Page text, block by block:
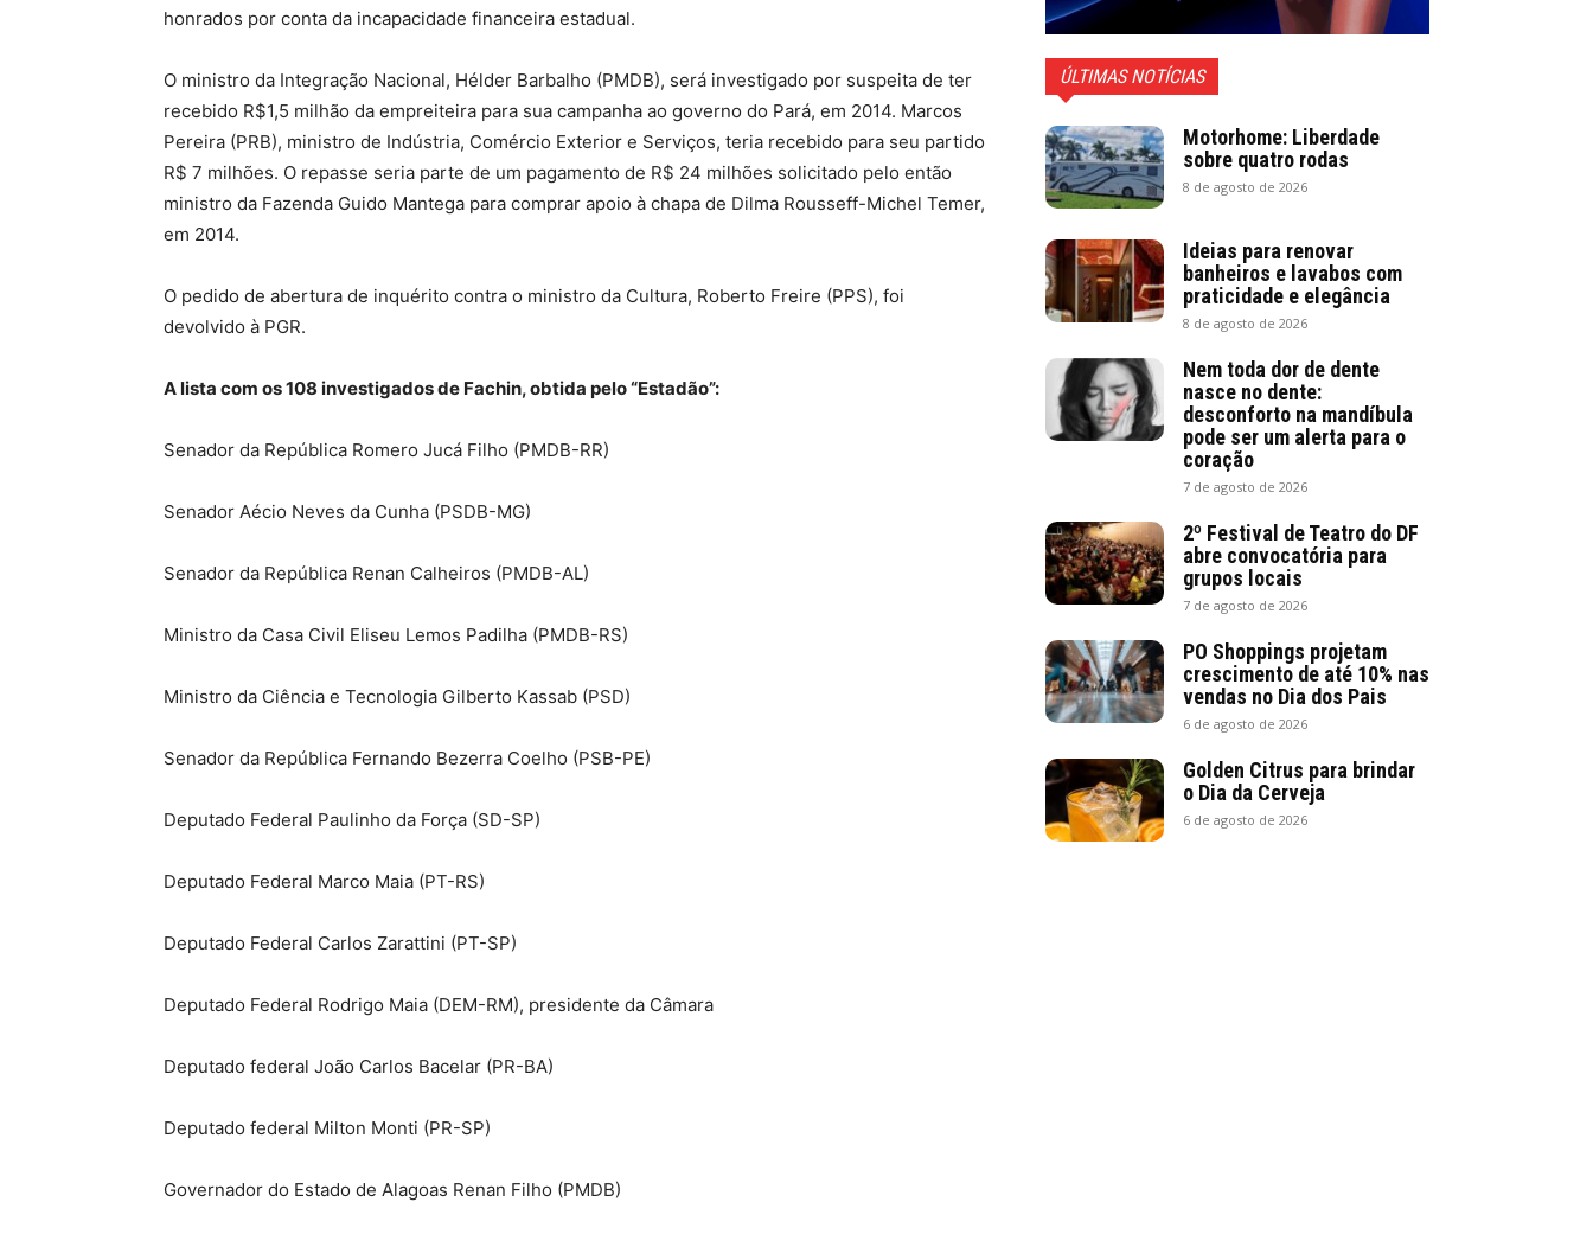
honrados por conta da incapacidade financeira estadual.
O ministro da Integração Nacional, Hélder Barbalho (PMDB), será investigado por suspeita de ter
recebido R$1,5 milhão da empreiteira para sua campanha ao governo do Pará, em 2014. Marcos
Pereira (PRB), ministro de Indústria, Comércio Exterior e Serviços, teria recebido para seu partido
R$ 7 milhões. O repasse seria parte de um pagamento de R$ 24 milhões solicitado pelo então
ministro da Fazenda Guido Mantega para comprar apoio à chapa de Dilma Rousseff-Michel Temer,
em 2014.
O pedido de abertura de inquérito contra o ministro da Cultura, Roberto Freire (PPS), foi
devolvido à PGR.
A lista com os 108 investigados de Fachin, obtida pelo “Estadão”:
Senador da República Romero Jucá Filho (PMDB-RR)
Senador Aécio Neves da Cunha (PSDB-MG)
Senador da República Renan Calheiros (PMDB-AL)
Ministro da Casa Civil Eliseu Lemos Padilha (PMDB-RS)
Ministro da Ciência e Tecnologia Gilberto Kassab (PSD)
Senador da República Fernando Bezerra Coelho (PSB-PE)
Deputado Federal Paulinho da Força (SD-SP)
Deputado Federal Marco Maia (PT-RS)
Deputado Federal Carlos Zarattini (PT-SP)
Deputado Federal Rodrigo Maia (DEM-RM), presidente da Câmara
Deputado federal João Carlos Bacelar (PR-BA)
Deputado federal Milton Monti (PR-SP)
Governador do Estado de Alagoas Renan Filho (PMDB)
ÚLTIMAS NOTÍCIAS
Motorhome: Liberdade
sobre quatro rodas
8 de agosto de 2026
Ideias para renovar
banheiros e lavabos com
praticidade e elegância
8 de agosto de 2026
Nem toda dor de dente
nasce no dente:
desconforto na mandíbula
pode ser um alerta para o
coração
7 de agosto de 2026
2º Festival de Teatro do DF
abre convocatória para
grupos locais
7 de agosto de 2026
PO Shoppings projetam
crescimento de até 10% nas
vendas no Dia dos Pais
6 de agosto de 2026
Golden Citrus para brindar
o Dia da Cerveja
6 de agosto de 2026